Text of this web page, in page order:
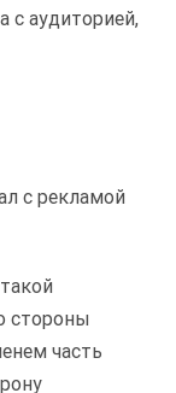
с аудиторией,
с рекламой
стороны
часть